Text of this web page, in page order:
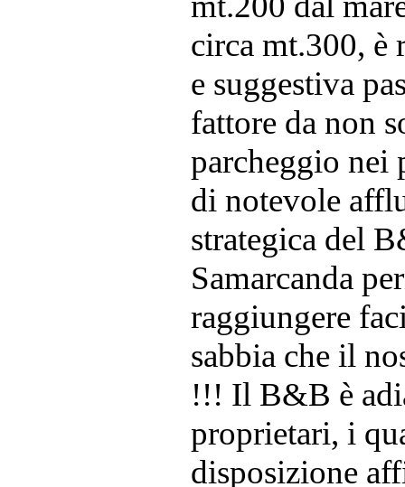
circa mt.300, è
e suggestiva
fattore da non
parcheggio nei
di notevole
strategica del
Samarcanda
raggiungere
sabbia che il
!!! Il B&B è
proprietari, i
disposizione